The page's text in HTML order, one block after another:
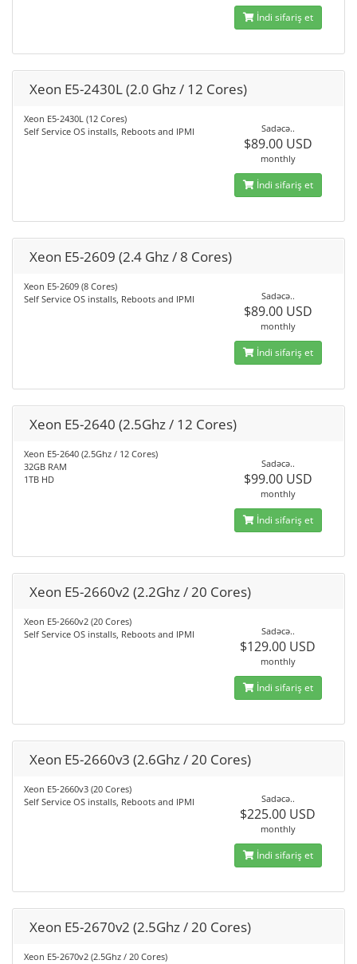
İndi sifariş et
Xeon E5-2430L (2.0 Ghz / 12 Cores)
Xeon E5-2430L (12 Cores)
Self Service OS installs, Reboots and IPMI
Sadəcə..
$89.00 USD
monthly
İndi sifariş et
Xeon E5-2609 (2.4 Ghz / 8 Cores)
Xeon E5-2609 (8 Cores)
Self Service OS installs, Reboots and IPMI
Sadəcə..
$89.00 USD
monthly
İndi sifariş et
Xeon E5-2640 (2.5Ghz / 12 Cores)
Xeon E5-2640 (2.5Ghz / 12 Cores)
32GB RAM
1TB HD
Sadəcə..
$99.00 USD
monthly
İndi sifariş et
Xeon E5-2660v2 (2.2Ghz / 20 Cores)
Xeon E5-2660v2 (20 Cores)
Self Service OS installs, Reboots and IPMI
Sadəcə..
$129.00 USD
monthly
İndi sifariş et
Xeon E5-2660v3 (2.6Ghz / 20 Cores)
Xeon E5-2660v3 (20 Cores)
Self Service OS installs, Reboots and IPMI
Sadəcə..
$225.00 USD
monthly
İndi sifariş et
Xeon E5-2670v2 (2.5Ghz / 20 Cores)
Xeon E5-2670v2 (2.5Ghz / 20 Cores)